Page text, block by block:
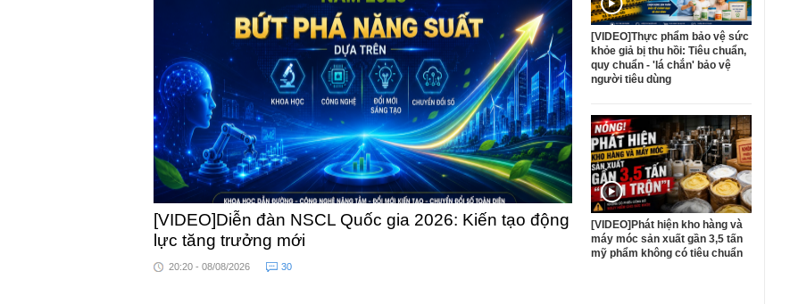
[VIDEO]Diễn đàn NSCL Quốc gia 2026: Kiến tạo động
lực tăng trưởng mới
20:20 - 08/08/2026 30
[VIDEO]Thực phẩm bảo vệ sức
khỏe giả bị thu hồi: Tiêu chuẩn,
quy chuẩn - 'lá chắn' bảo vệ
người tiêu dùng
[VIDEO]Phát hiện kho hàng và
máy móc sản xuất gần 3,5 tấn
mỹ phẩm không có tiêu chuẩn